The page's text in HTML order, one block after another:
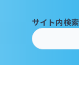
サイト内検索